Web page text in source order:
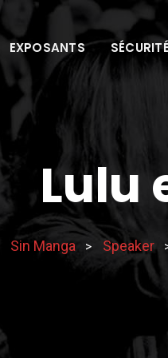
EXPOSANTS
Lulu
Sin Manga > Speaker